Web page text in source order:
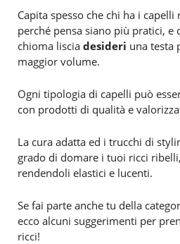
Capita spesso che chi ha i
perché pensa siano più pratici, e
chioma liscia desideri una testa
maggior volume.
Ogni tipologia di capelli può
con prodotti di qualità e
La cura adatta ed i trucchi di
grado di domare i tuoi ricci
rendendoli elastici e lucenti.
Se fai parte anche tu della
ecco alcuni suggerimenti per
ricci!